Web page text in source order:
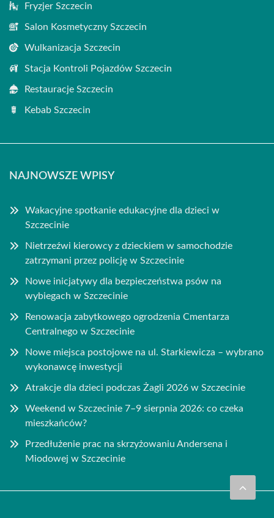
Fryzjer Szczecin
Salon Kosmetyczny Szczecin
Wulkanizacja Szczecin
Stacja Kontroli Pojazdów Szczecin
Restauracje Szczecin
Kebab Szczecin
NAJNOWSZE WPISY
Wakacyjne spotkanie edukacyjne dla dzieci w
Szczecinie
Nietrzeźwi kierowcy z dzieckiem w samochodzie
zatrzymani przez policję w Szczecinie
Nowe inicjatywy dla bezpieczeństwa psów na
wybiegach w Szczecinie
Renowacja zabytkowego ogrodzenia Cmentarza
Centralnego w Szczecinie
Nowe miejsca postojowe na ul. Starkiewicza – wybrano
wykonawcę inwestycji
Atrakcje dla dzieci podczas Żagli 2026 w Szczecinie
Weekend w Szczecinie 7–9 sierpnia 2026: co czeka
mieszkańców?
Przedłużenie prac na skrzyżowaniu Andersena i
Miodowej w Szczecinie